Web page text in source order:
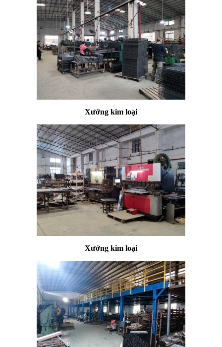
Xưởng kim loại
Xưởng kim loại